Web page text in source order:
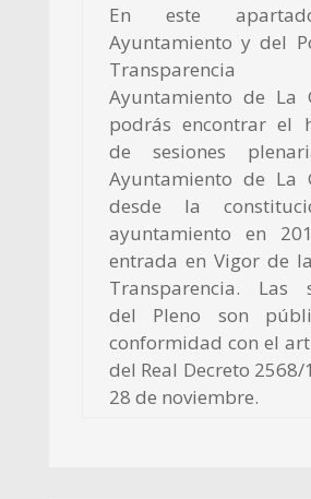
En este
Ayuntamiento y del
Ayuntamiento de La
podrás encontrar el
de sesiones
Ayuntamiento de La
desde la
ayuntamiento en
entrada en Vigor de
Transparencia. Las
del Pleno son
conformidad con el
del Real Decreto 2568/
28 de noviembre.